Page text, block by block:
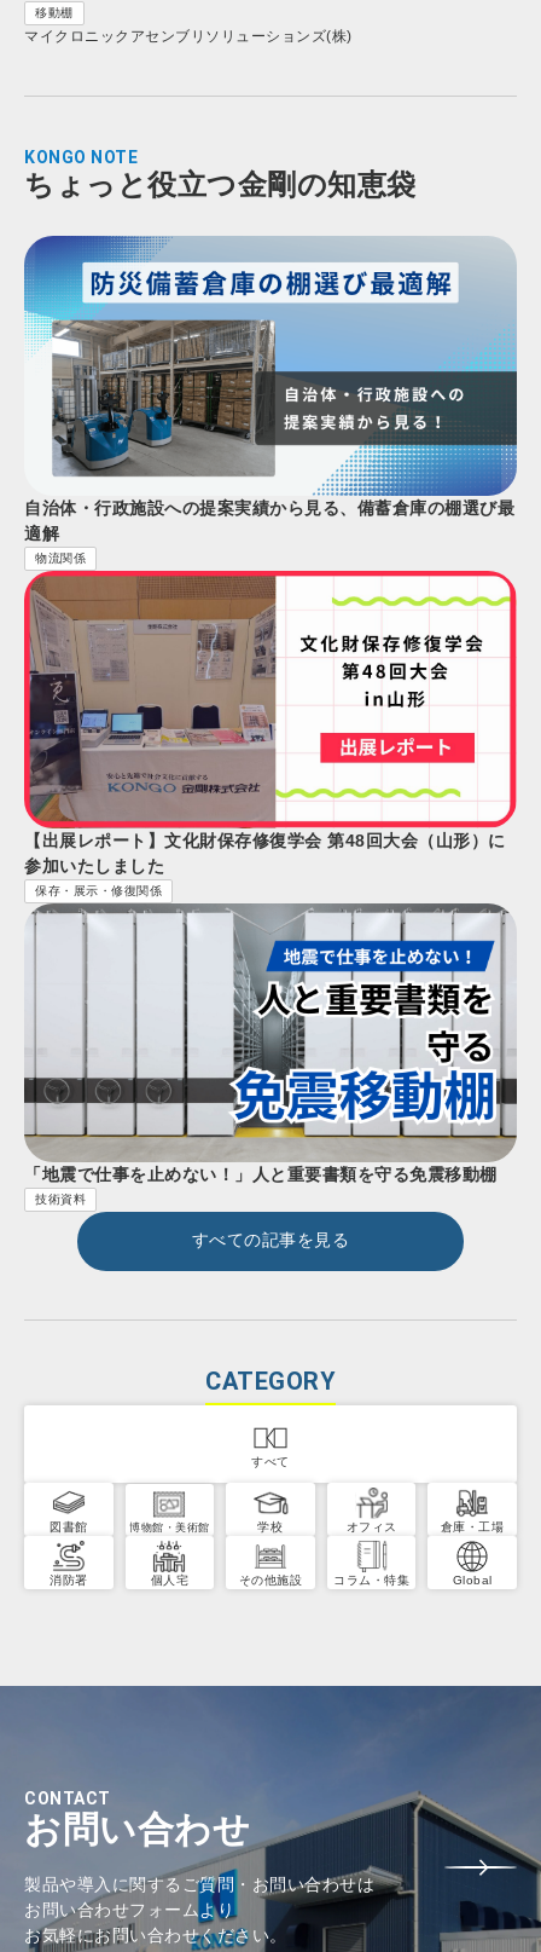
移動棚
マイクロニックアセンブリソリューションズ(株)
KONGO NOTE
ちょっと役立つ金剛の知恵袋
自治体・行政施設への提案実績から見る、備蓄倉庫の棚選び最
適解
物流関係
【出展レポート】文化財保存修復学会 第48回大会（山形）に
参加いたしました
保存・展示・修復関係
「地震で仕事を止めない！」人と重要書類を守る免震移動棚
技術資料
すべての記事を見る
CATEGORY
すべて
図書館 博物館・美術館 学校 オフィス 倉庫・工場
消防署 個人宅 その他施設 コラム・特集 Global
CONTACT
お問い合わせ
製品や導入に関するご質問・お問い合わせは
お問い合わせフォームより
お気軽にお問い合わせください。